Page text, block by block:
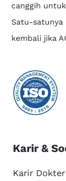
canggih
Satu-satunya
kembali jika
Karir &
Karir